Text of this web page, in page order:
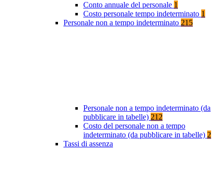
Conto annuale del personale 1
Costo personale tempo indeterminato 1
Personale non a tempo indeterminato 215
Personale non a tempo indeterminato (da
pubblicare in tabelle) 212
Costo del personale non a tempo
indeterminato (da pubblicare in tabelle) 2
Tassi di assenza